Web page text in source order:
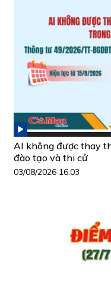
AI không được thay
đào tạo và thi cử
03/08/2026 16:03